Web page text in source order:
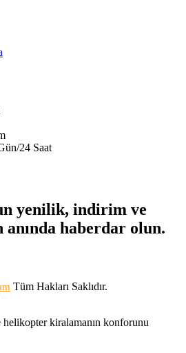
24 Saat
yenilik, indirim ve
haberdar olun.
Tüm Hakları Saklıdır.
kiralamanın konforunu